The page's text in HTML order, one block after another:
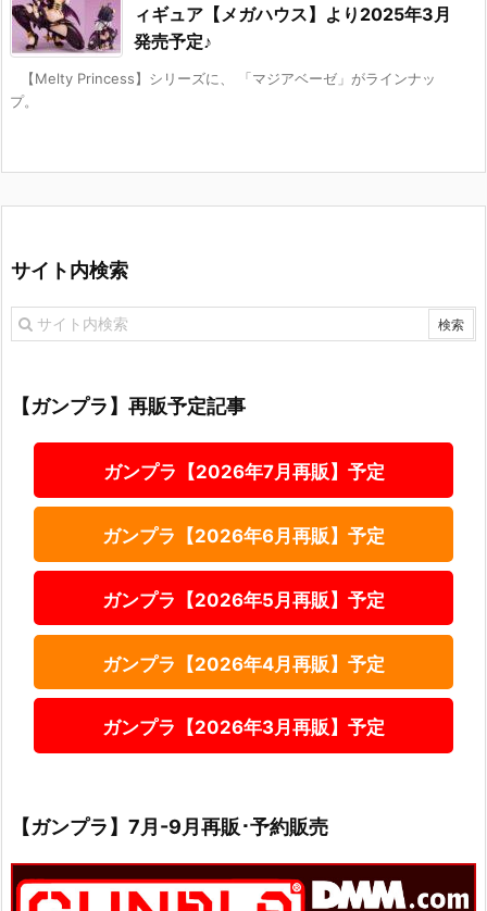
ィギュア【メガハウス】より2025年3月
発売予定♪
【Melty Princess】シリーズに、 「マジアベーゼ」がラインナッ
プ。
サイト内検索
【ガンプラ】再販予定記事
ガンプラ【2026年7月再販】予定
ガンプラ【2026年6月再販】予定
ガンプラ【2026年5月再販】予定
ガンプラ【2026年4月再販】予定
ガンプラ【2026年3月再販】予定
【ガンプラ】7月-9月再販･予約販売